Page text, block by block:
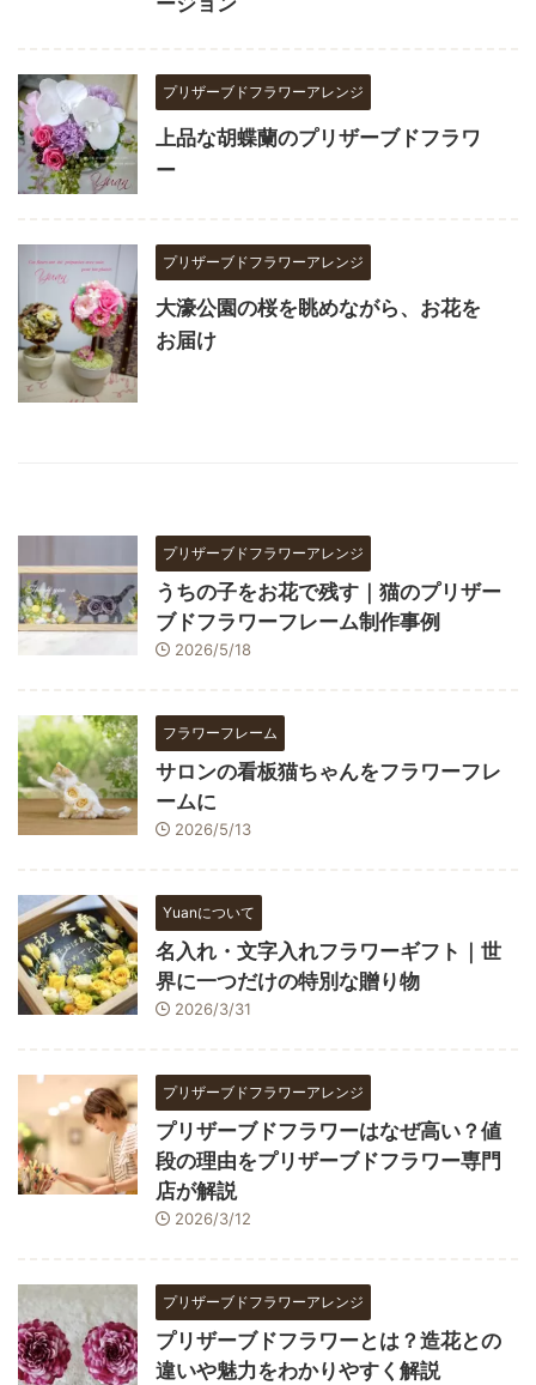
プリザーブドフラワーアレンジ
上品な胡蝶蘭のプリザーブドフラワ
ー
プリザーブドフラワーアレンジ
大濠公園の桜を眺めながら、お花を
お届け
プリザーブドフラワーアレンジ
うちの子をお花で残す｜猫のプリザー
ブドフラワーフレーム制作事例
2026/5/18
フラワーフレーム
サロンの看板猫ちゃんをフラワーフレ
ームに
2026/5/13
Yuanについて
名入れ・文字入れフラワーギフト｜世
界に一つだけの特別な贈り物
2026/3/31
プリザーブドフラワーアレンジ
プリザーブドフラワーはなぜ高い？値
段の理由をプリザーブドフラワー専門
店が解説
2026/3/12
プリザーブドフラワーアレンジ
プリザーブドフラワーとは？造花との
違いや魅力をわかりやすく解説